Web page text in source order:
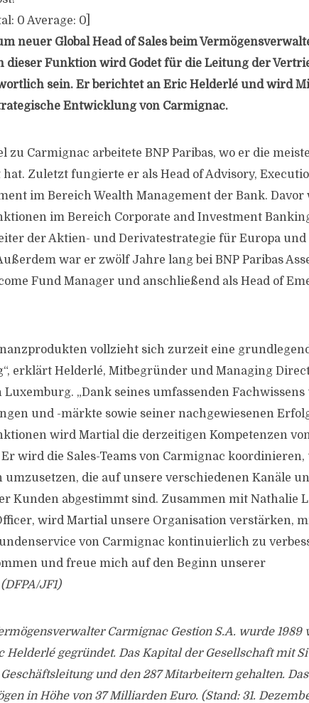
0 Average: 0
neuer Global Head of Sales beim
dieser Funktion wird Godet für die Leitung der
sein. Er berichtet an Eric Helderlé und wird
Entwicklung von Carmignac.
zu Carmignac arbeitete BNP Paribas, wo er die
Zuletzt fungierte er als Head of Advisory,
im Bereich Wealth Management der Bank.
im Bereich Corporate and Investment
der Aktien- und Derivatestrategie für Europa und
war er zwölf Jahre lang bei BNP Paribas
Fund Manager und anschließend als Head of
vollzieht sich zurzeit eine
erklärt Helderlé, Mitbegründer und Managing
Luxemburg. „Dank seines umfassenden Fachwissens
und -märkte sowie seiner nachgewiesenen
wird Martial die derzeitigen Kompetenzen
wird die Sales-Teams von Carmignac koordinieren,
umzusetzen, die auf unsere verschiedenen Kanäle
Kunden abgestimmt sind. Zusammen mit Nathalie
wird Martial unsere Organisation verstärken,
von Carmignac kontinuierlich zu
und freue mich auf den Beginn unserer
(DFPA/JF1)
Carmignac Gestion S.A. wurde 1989
Helderlé gegründet. Das Kapital der Gesellschaft mit
und den 287 Mitarbeitern gehalten.
in Höhe von 37 Milliarden Euro. (Stand: 31.